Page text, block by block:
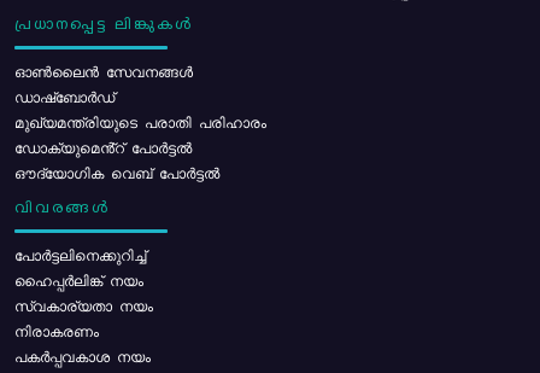
പ്രധാനപ്പെട്ട ലിങ്കുകൾ
ഓൺലൈൻ സേവനങ്ങൾ
ഡാഷ്ബോർഡ്
മുഖ്യമന്ത്രിയുടെ പരാതി പരിഹാരം
ഡോക്യുമെൻ്റ് പോർട്ടൽ
ഔദ്യോഗിക വെബ് പോർട്ടൽ
വിവരങ്ങൾ
പോര്‍ട്ടലിനെക്കുറിച്ച്
ഹൈപ്പർലിങ്ക് നയം
സ്വകാര്യതാ നയം
നിരാകരണം
പകർപ്പവകാശ നയം